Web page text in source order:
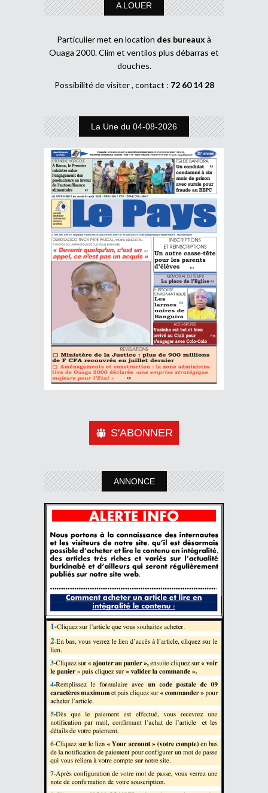
A LOUER
Particulier met en location des bureaux à
Ouaga 2000. Clim et ventilos plus débarras et
douches.
Possibilité de visiter , contact : 72 60 14 28
La Une du 04-08-2026
S'ABONNER
ANNONCE